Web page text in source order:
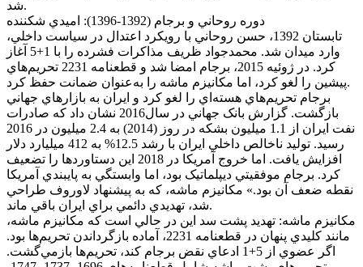
شد.
دوره روحاني و برجام (1392-1396): اميدي شکننده
تابستان 1392، حسن روحاني با رويکرد اعتدال در سياست داخلي،
وارد ميدان شد. محمدجواد ظريف مذاکرات فشرده را با 1+5 آغاز
کرد. در ژوئيه 2015، برجام امضا شد و قطعنامه 2231 تحريم‌هاي
پيشين را لغو کرد، اما مکانيزم ماشه را به‌عنوان ضمانت حفظ کرد.
برجام تحريم‌هاي هسته‌اي را لغو کرد و ايران به بازارهاي جهاني
بازگشت. گزارش بانک جهاني در سال2016 نشان داد که صادرات
نفت ايران از 1.1 ميليون بشکه در روز (2014) به 2.4 ميليون در 2016
رسيد. توليد ناخالص داخلي ايران با رشد 12.5% به 412 ميليارد دلار
افزايش يافت. اما خروج آمريکا در 2018 اين دستاوردها را تضعيف
کرد. برجام موفقيتي ديپلماتيک بود، اما وابستگي به پايبندي آمريکا
نقطه ضعف آن بود.» مکانيزم ماشه، که به پيشنهاد لاوروف طراحي
شد، تهديدي دائمي براي ايران باقي ماند.
مکانيزم ماشه: تهديد پشت سد اين در حالي است که مکانيزم ماشه،
مانند کليدي پنهان در قطعنامه 2231، آماده بازگرداندن تحريم‌ها بود.
اگر عضوي از 5+1 ادعاي نقض برجام کند، تحريم‌ها بازمي‌گشت.